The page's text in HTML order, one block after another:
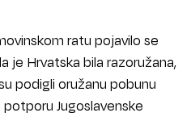
ratu pojavilo se
je Hrvatska bila razoružana,
podigli oružanu pobunu
Jugoslavenske